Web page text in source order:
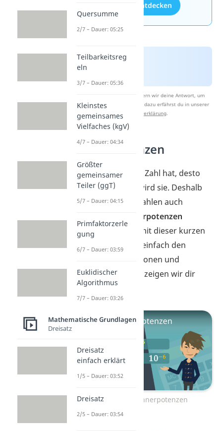
Aufgaben entdecken
Nach Beantwortung speichern wir deine Antwort, um
Studyflix zu verbessern. Mehr dazu erfährst du in unserer
Datenschutzerklärung.
Zehnerpotenzen
Je mehr Nullen eine Zahl hat, desto
unübersichtlicher wird sie. Deshalb
lassen sich große Zahlen auch
Zehnerpotenzen
darstellen. Wie du mit dieser kurzen
Schreibweise ganz einfach den
Überblick über Millionen und
Milliarden behältst, zeigen wir dir
hier!
Zum Video: Zehnerpotenzen
Quersumme
2/7 – Dauer: 05:25
Teilbarkeitsreg
eln
3/7 – Dauer: 05:36
Kleinstes
gemeinsames
Vielfaches (kgV)
4/7 – Dauer: 04:34
Größter
gemeinsamer
Teiler (ggT)
5/7 – Dauer: 04:15
Primfaktorzerle
gung
6/7 – Dauer: 03:59
Euklidischer
Algorithmus
7/7 – Dauer: 03:26
Mathematische Grundlagen
Dreisatz
Dreisatz
einfach erklärt
1/5 – Dauer: 03:52
Dreisatz
2/5 – Dauer: 03:54